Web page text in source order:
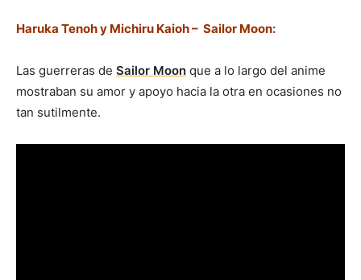
Haruka Tenoh y Michiru Kaioh – Sailor Moon:
Las guerreras de Sailor Moon que a lo largo del anime
mostraban su amor y apoyo hacia la otra en ocasiones no
tan sutilmente.